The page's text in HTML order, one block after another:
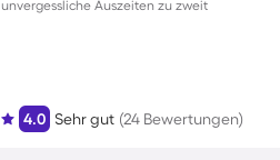
unvergessliche Auszeiten zu zweit
4.0 Sehr gut (24 Bewertungen)